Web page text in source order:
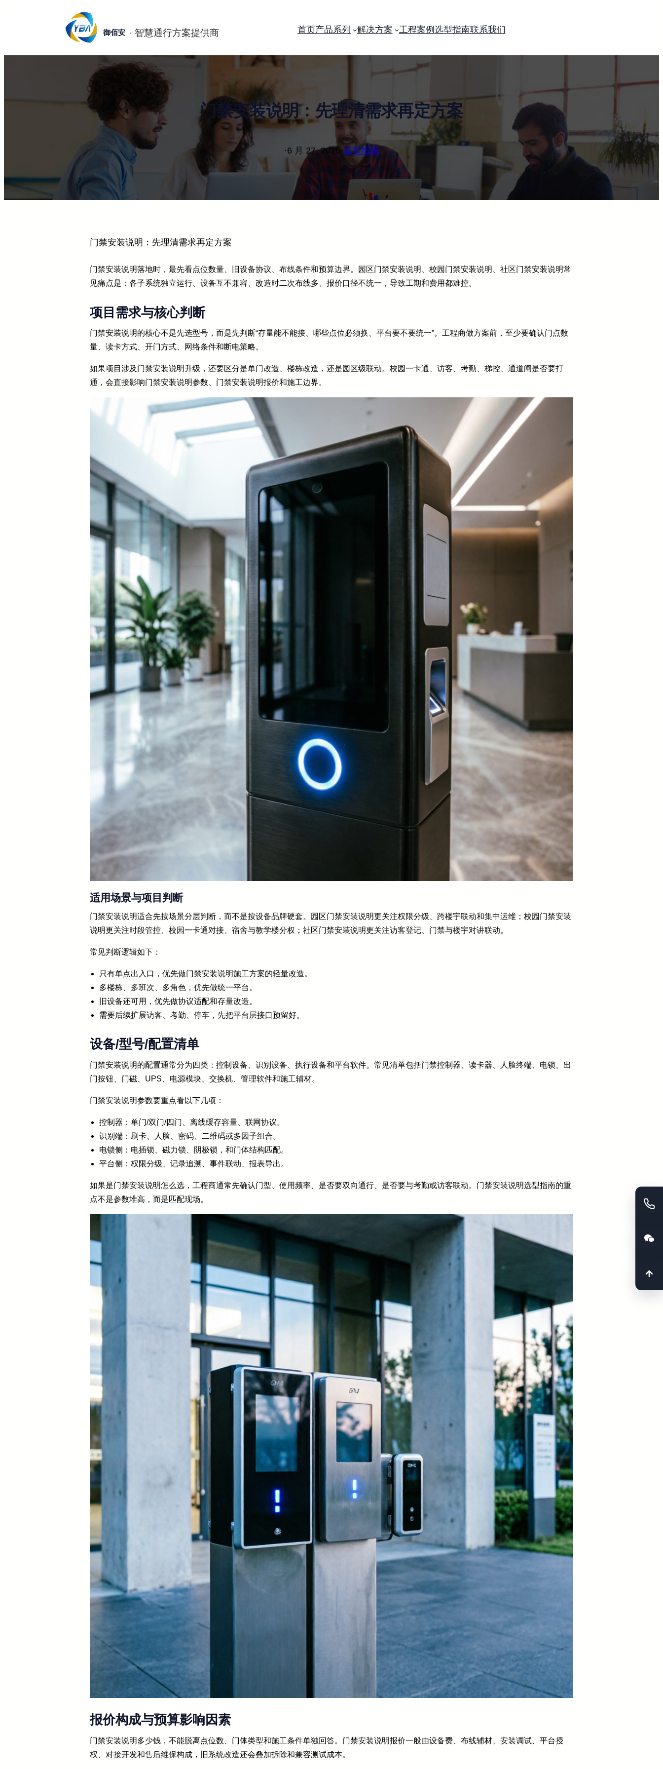
御佰安 首页产品系列 解决方案 工程案例 选型指南联系我们
门禁安装说明：先理清需求再定方案
·6 月 27, 2026·选型指南
门禁安装说明：先理清需求再定方案
门禁安装说明落地时，最先看点位数量、旧设备协议、布线条件和预算边界。园区门禁安装说明、校园门禁安装说明、社区门禁安装说明常
见痛点是：各子系统独立运行、设备互不兼容、改造时二次布线多、报价口径不统一，导致工期和费用都难控。
项目需求与核心判断
门禁安装说明的核心不是先选型号，而是先判断“存量能不能接、哪些点位必须换、平台要不要统一”。工程商做方案前，至少要确认门点数
量、读卡方式、开门方式、网络条件和断电策略。
如果项目涉及门禁安装说明升级，还要区分是单门改造、楼栋改造，还是园区级联动。校园一卡通、访客、考勤、梯控、通道闸是否要打
通，会直接影响门禁安装说明参数、门禁安装说明报价和施工边界。
适用场景与项目判断
门禁安装说明适合先按场景分层判断，而不是按设备品牌硬套。园区门禁安装说明更关注权限分级、跨楼宇联动和集中运维；校园门禁安装
说明更关注时段管控、校园一卡通对接、宿舍与教学楼分权；社区门禁安装说明更关注访客登记、门禁与楼宇对讲联动。
常见判断逻辑如下：
只有单点出入口，优先做门禁安装说明施工方案的轻量改造。
多楼栋、多班次、多角色，优先做统一平台。
旧设备还可用，优先做协议适配和存量改造。
需要后续扩展访客、考勤、停车，先把平台层接口预留好。
设备/型号/配置清单
门禁安装说明的配置通常分为四类：控制设备、识别设备、执行设备和平台软件。常见清单包括门禁控制器、读卡器、人脸终端、电锁、出
门按钮、门磁、UPS、电源模块、交换机、管理软件和施工辅材。
门禁安装说明参数要重点看以下几项：
控制器：单门/双门/四门、离线缓存容量、联网协议。
识别端：刷卡、人脸、密码、二维码或多因子组合。
电锁侧：电插锁、磁力锁、阴极锁，和门体结构匹配。
平台侧：权限分级、记录追溯、事件联动、报表导出。
如果是门禁安装说明怎么选，工程商通常先确认门型、使用频率、是否要双向通行、是否要与考勤或访客联动。门禁安装说明选型指南的重
点不是参数堆高，而是匹配现场。
报价构成与预算影响因素
门禁安装说明多少钱，不能脱离点位数、门体类型和施工条件单独回答。门禁安装说明报价一般由设备费、布线辅材、安装调试、平台授
权、对接开发和售后维保构成，旧系统改造还会叠加拆除和兼容测试成本。